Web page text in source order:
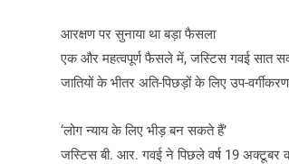
आरक्षण पर सुनाया था बड़ा फैसला
एक और महत्वपूर्ण फैसले में, जस्टिस गवई सात
जातियों के भीतर अति-पिछड़ों के लिए उप-
‘लोग न्याय के लिए भीड़ बन सकते हैं’
जस्टिस बी. आर. गवई ने पिछले वर्ष 19 अक्टूबर को